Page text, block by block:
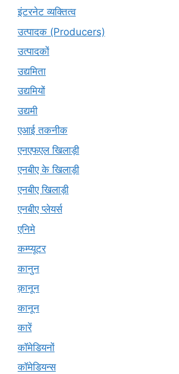
इंटरनेट व्यक्तित्व
उत्पादक (Producers)
उत्पादकों
उद्यमिता
उद्यमियों
उद्यमी
एआई तकनीक
एनएफएल खिलाड़ी
एनबीए के खिलाड़ी
एनबीए खिलाड़ी
एनबीए प्लेयर्स
एनिमे
कम्प्यूटर
कानुन
क़ानून
कानून
कारें
कॉमेडियनों
कॉमेडियन्स